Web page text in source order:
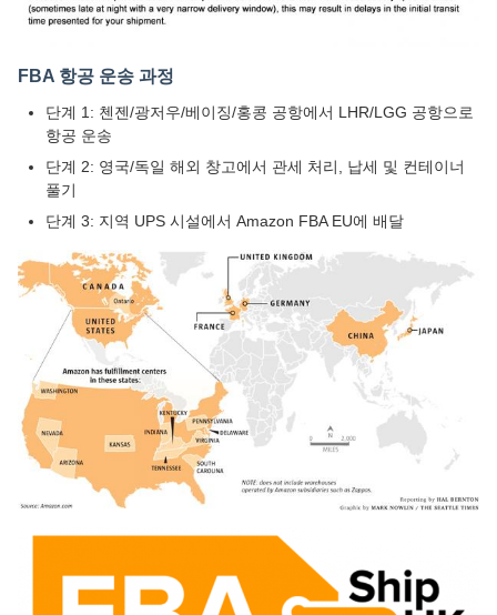
FBA 항공 운송 과정
단계 1: 첸젠/광저우/베이징/홍콩 공항에서 LHR/LGG 공항으로
항공 운송
단계 2: 영국/독일 해외 창고에서 관세 처리, 납세 및 컨테이너
풀기
단계 3: 지역 UPS 시설에서 Amazon FBA EU에 배달